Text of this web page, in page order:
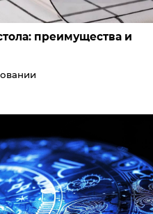
преимущества и